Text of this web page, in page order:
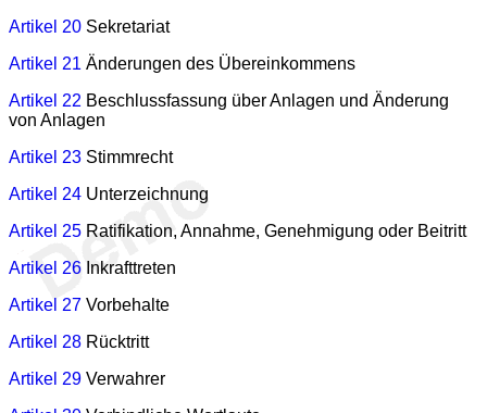
Artikel 20 Sekretariat
Artikel 21 Änderungen des Übereinkommens
Artikel 22 Beschlussfassung über Anlagen und Änderung
von Anlagen
Artikel 23 Stimmrecht
Artikel 24 Unterzeichnung
Artikel 25 Ratifikation, Annahme, Genehmigung oder Beitritt
Artikel 26 Inkrafttreten
Artikel 27 Vorbehalte
Artikel 28 Rücktritt
Artikel 29 Verwahrer